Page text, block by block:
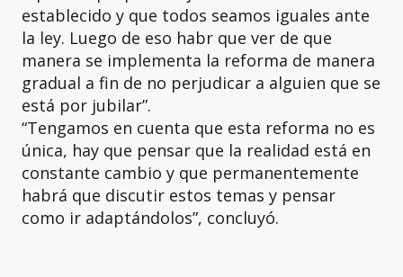
establecido y que todos seamos iguales ante
la ley. Luego de eso habr que ver de que
manera se implementa la reforma de manera
gradual a fin de no perjudicar a alguien que se
está por jubilar”.
“Tengamos en cuenta que esta reforma no es
única, hay que pensar que la realidad está en
constante cambio y que permanentemente
habrá que discutir estos temas y pensar
como ir adaptándolos”, concluyó.